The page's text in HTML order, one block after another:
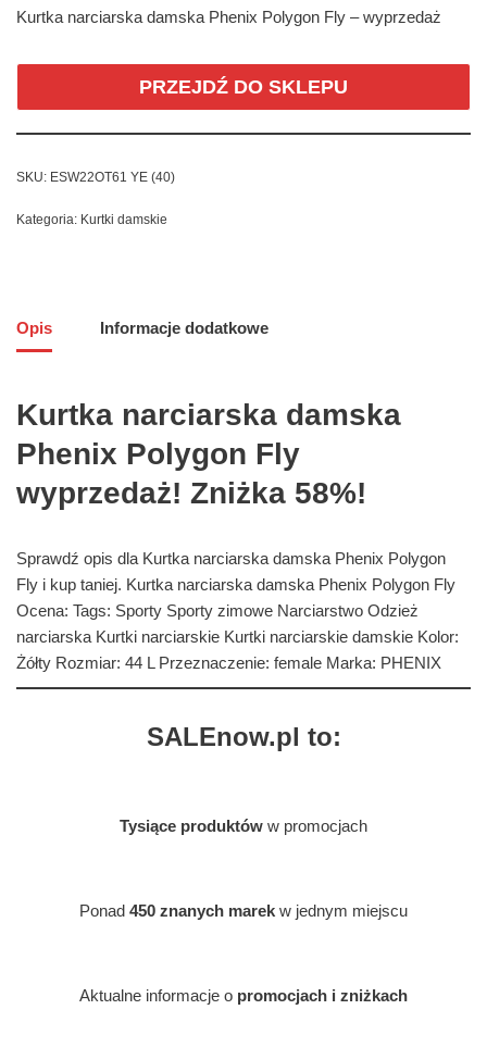
Kurtka narciarska damska Phenix Polygon Fly – wyprzedaż
PRZEJDŹ DO SKLEPU
SKU: ESW22OT61 YE (40)
Kategoria: Kurtki damskie
Opis Informacje dodatkowe
Kurtka narciarska damska
Phenix Polygon Fly
wyprzedaż! Zniżka 58%!
Sprawdź opis dla Kurtka narciarska damska Phenix Polygon
Fly i kup taniej. Kurtka narciarska damska Phenix Polygon Fly
Ocena: Tags: Sporty Sporty zimowe Narciarstwo Odzież
narciarska Kurtki narciarskie Kurtki narciarskie damskie Kolor:
Żółty Rozmiar: 44 L Przeznaczenie: female Marka: PHENIX
SALEnow.pl to:
Tysiące produktów w promocjach
Ponad 450 znanych marek w jednym miejscu
Aktualne informacje o promocjach i zniżkach